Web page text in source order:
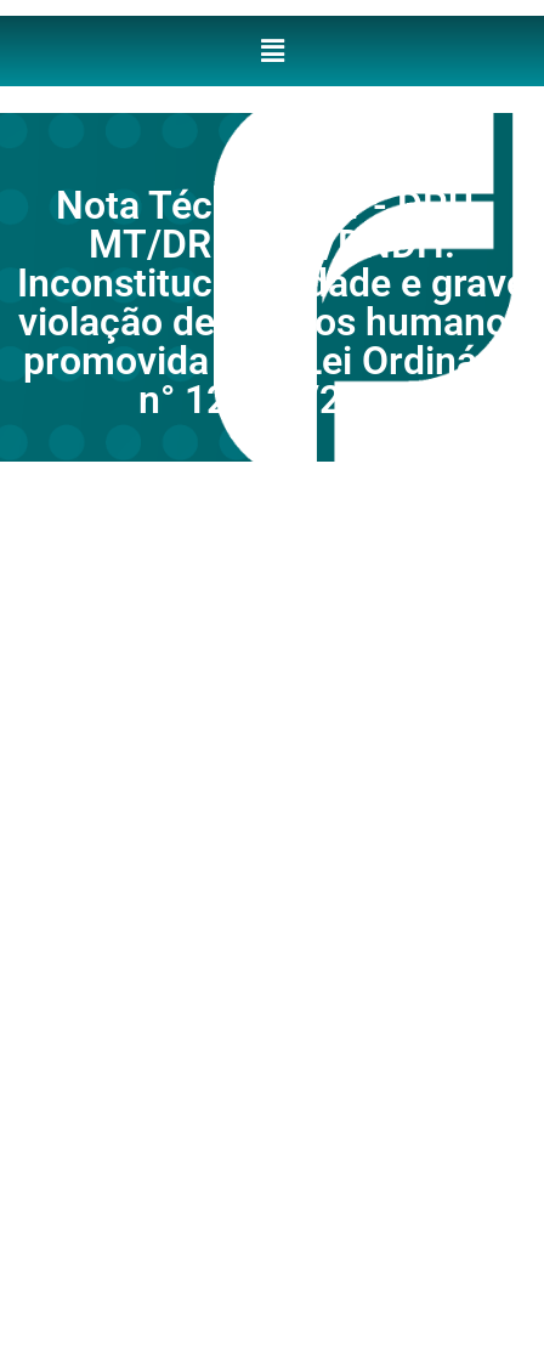
Nota Técnica n° 1 - DPU-
MT/DRDHMT/DNDH:
Inconstitucionalidade e grave
violação de direitos humanos
promovida pela Lei Ordinária
n° 12.197/2023